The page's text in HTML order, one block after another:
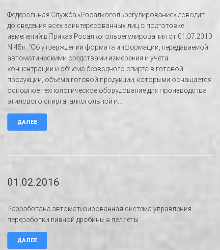
Федеральная Служба «Росалкогольрегулирование» доводит
до сведения всех заинтересованных лиц о подготовке
изменений в Приказ Росалкогольрегулирования от 01.07.2010
N 45н. "Об утверждении формата информации, передаваемой
автоматическими средствами измерения и учета
концентрации и объема безводного спирта в готовой
продукции, объема готовой продукции, которыми оснащается
основное технологическое оборудование для производства
этилового спирта, алкогольной и...
ДАЛЕЕ
01.02.2016
Разработана автоматизированная система управления
переработки пивной дробины в пеллеты.
ДАЛЕЕ